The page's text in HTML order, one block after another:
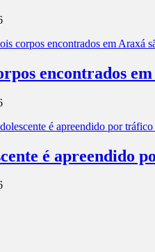
encontrados
é apreendido